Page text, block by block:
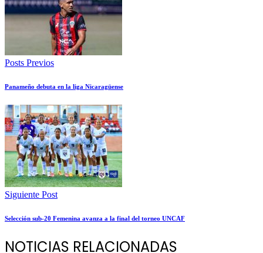
Posts Previos
Panameño debuta en la liga Nicaragüense
Siguiente Post
Selección sub-20 Femenina avanza a la final del torneo UNCAF
NOTICIAS RELACIONADAS